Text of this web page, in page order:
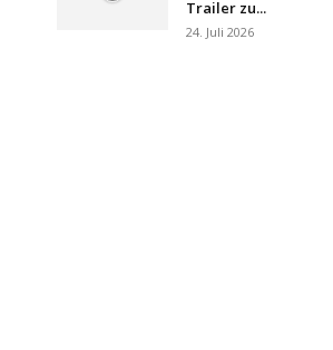
Trailer zu...
24. Juli 2026